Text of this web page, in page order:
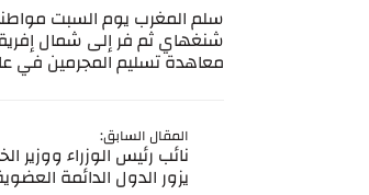
سلم المغرب يوم السبت
شنغهاي ثم فر إلى شمال
معاهدة تسليم المجرمين في عام
المقال السابق:
نائب رئيس الوزراء ووزير
يزور الدول الدائمة